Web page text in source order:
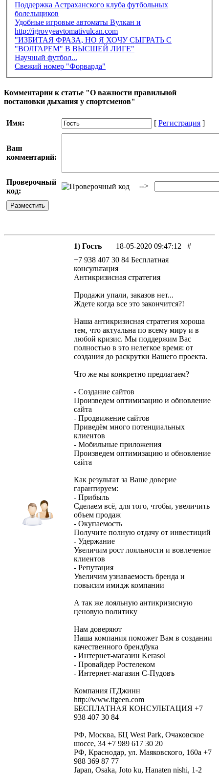
Поддержка Астраханского клуба футбольных
болельщиков
Удобные игровые автоматы Вулкан и
http://igrovyeavtomativulcan.com
"ИЗБИТАЯ ФРАЗА, НО Я ХОЧУ СЫГРАТЬ С
"ВОЛГАРЕМ" В ВЫСШЕЙ ЛИГЕ"
Научный футбол...
Свежий номер "Форварда"
Комментарии к статье "О важности правильной
постановки дыхания у спортсменов"
Имя: [ Регистрация ]
Ваш
комментарий:
Проверочный
код:
-->
1) Гость 18-05-2020 09:47:12 #
+7 938 407 30 84 Бесплатная
консультация
Антикризисная стратегия
Продажи упали, заказов нет...
Ждете когда все это закончится?!
Наша антикризисная стратегия хороша
тем, что актуальна по всему миру и в
любой кризис. Мы поддержим Вас
полностью в это нелегкое время: от
создания до раскрутки Вашего проекта.
Что же мы конкретно предлагаем?
- Создание сайтов
Произведем оптимизацию и обновление
сайта
- Продвижение сайтов
Приведём много потенциальных
клиентов
- Мобильные приложения
Произведем оптимизацию и обновление
сайта
Как результат за Ваше доверие
гарантируем:
- Прибыль
Сделаем всё, для того, чтобы, увеличить
объем продаж
- Окупаемость
Получите полную отдачу от инвестиций
- Удержание
Увеличим рост лояльности и вовлечение
клиентов
- Репутация
Увеличим узнаваемость бренда и
повысим имидж компании
А так же лояльную антикризисную
ценовую политику
Нам доверяют
Наша компания поможет Вам в создании
качественного брендбука
- Интернет-магазин Kerasol
- Провайдер Ростелеком
- Интернет-магазин С-Пудовъ
Компания iTДжинн
http://www.itgeen.com
БЕСПЛАТНАЯ КОНСУЛЬТАЦИЯ +7
938 407 30 84
РФ, Москва, БЦ West Park, Очаковское
шоссе, 34 +7 989 617 30 20
РФ, Краснодар, ул. Маяковского, 160а +7
988 369 87 77
Japan, Osaka, Joto ku, Hanaten nishi, 1-2